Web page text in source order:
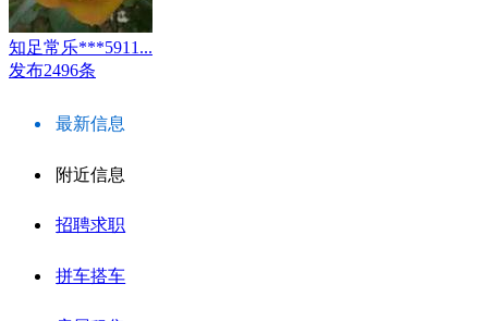
知足常乐***5911...
发布2496条
最新信息
附近信息
招聘求职
拼车搭车